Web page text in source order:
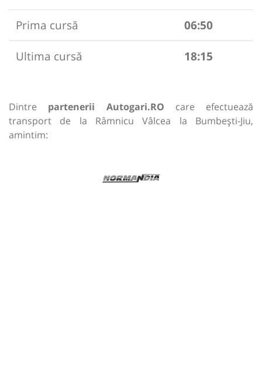
Prima cursă
06:50
Ultima cursă
18:15
Dintre partenerii Autogari.RO care efectuează
transport de la Râmnicu Vâlcea la Bumbești-Jiu,
amintim: